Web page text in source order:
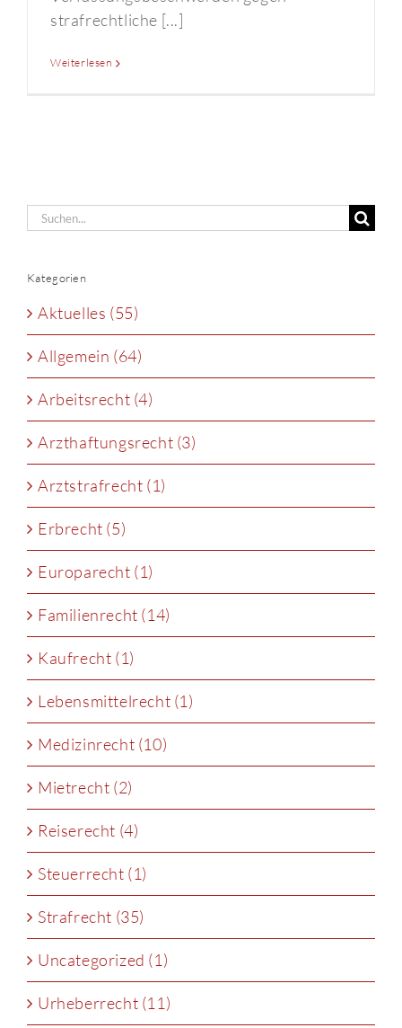
strafrechtliche [...]
Weiterlesen
Suche
Kategorien
Aktuelles (55)
Allgemein (64)
Arbeitsrecht (4)
Arzthaftungsrecht (3)
Arztstrafrecht (1)
Erbrecht (5)
Europarecht (1)
Familienrecht (14)
Kaufrecht (1)
Lebensmittelrecht (1)
Medizinrecht (10)
Mietrecht (2)
Reiserecht (4)
Steuerrecht (1)
Strafrecht (35)
Uncategorized (1)
Urheberrecht (11)